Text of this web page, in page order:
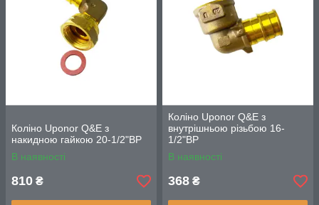
Коліно Uponor Q&E з
накидною гайкою 20-1/2"ВР
В наявності
810 ₴
Коліно Uponor Q&E з
внутрішньою різьбою 16-
1/2"ВР
В наявності
368 ₴